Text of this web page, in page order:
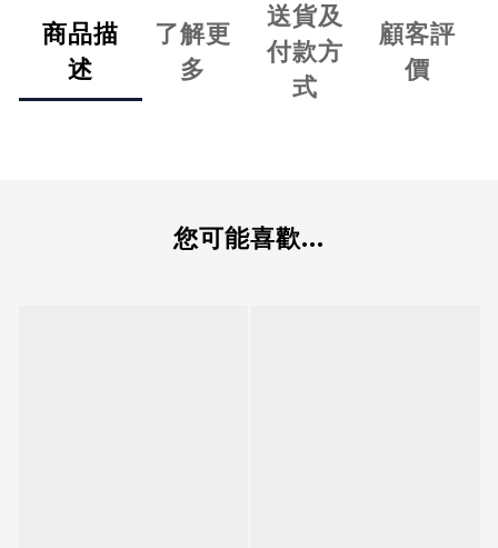
商品描
述
了解更
多
送貨及
付款方
式
顧客評
價
您可能喜歡...